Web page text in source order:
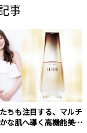
事
ちも注目する、マルチ
な肌へ導く高機能美容